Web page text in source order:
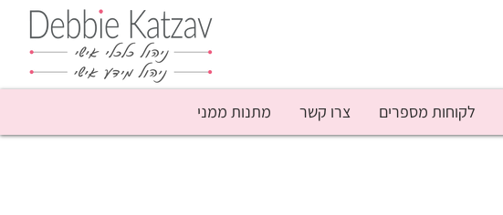
לקוחות מספרים צרו קשר מתנות ממני